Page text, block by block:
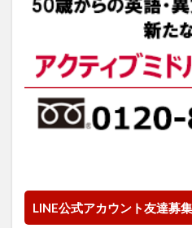
LINE公式アカウント友達募集